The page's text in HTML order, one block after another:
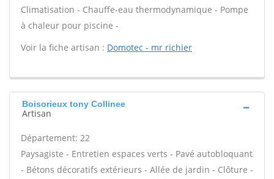
Climatisation - Chauffe-eau thermodynamique - Pompe
à chaleur pour piscine -
Voir la fiche artisan : Domotec - mr richier
Boisorieux tony Collinee
Artisan
Département: 22
Paysagiste - Entretien espaces verts - Pavé autobloquant
- Bétons décoratifs extérieurs - Allée de jardin - Clôture -